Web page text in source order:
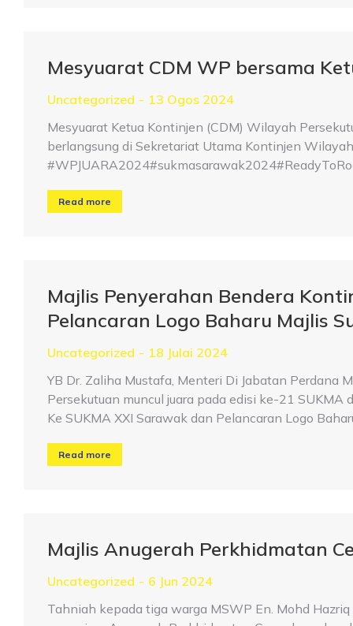
Mesyuarat CDM WP bersama
Uncategorized
13 Ogos 2024
Mesyuarat Ketua Kontinjen (CDM) Wilayah
berlangsung di Sekretariat Utama Kontinjen
Read more
Majlis Penyerahan Bendera
Pelancaran Logo Baharu Majlis
Uncategorized
18 Julai 2024
YB Dr. Zaliha Mustafa, Menteri Di Jabatan
Persekutuan muncul juara pada edisi ke-21
Ke SUKMA XXI Sarawak dan Pelancaran Logo
Read more
Majlis Anugerah Perkhidmatan
Uncategorized
6 Jun 2024
Tahniah kepada tiga warga MSWP En. Mohd